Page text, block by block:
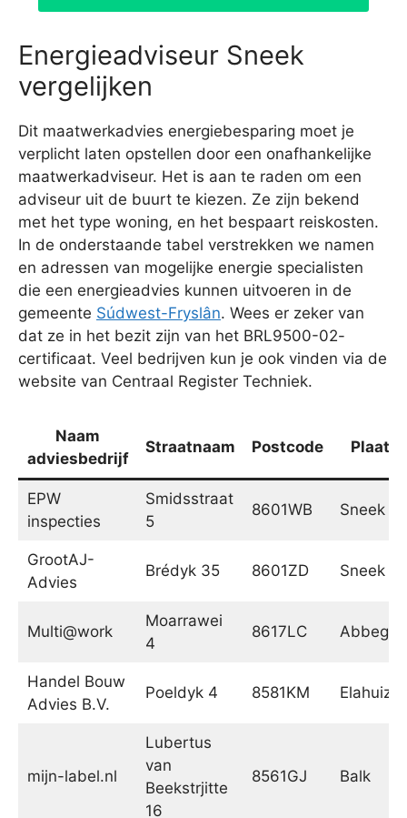
Energieadviseur Sneek
vergelijken
Dit maatwerkadvies energiebesparing moet je
verplicht laten opstellen door een onafhankelijke
maatwerkadviseur. Het is aan te raden om een
adviseur uit de buurt te kiezen. Ze zijn bekend
met het type woning, en het bespaart reiskosten.
In de onderstaande tabel verstrekken we namen
en adressen van mogelijke energie specialisten
die een energieadvies kunnen uitvoeren in de
gemeente Súdwest-Fryslân. Wees er zeker van
dat ze in het bezit zijn van het BRL9500-02-
certificaat. Veel bedrijven kun je ook vinden via de
website van Centraal Register Techniek.
Naam
adviesbedrijf
Straatnaam Postcode Plaats
EPW
inspecties
Smidsstraat
5
8601WB Sneek
GrootAJ-
Advies
Brédyk 35 8601ZD Sneek
Multi@work
Moarrawei
4
8617LC Abbega
Handel Bouw
Advies B.V.
Poeldyk 4 8581KM
mijn-label.nl
Lubertus
van
Beekstrjitte
16
8561GJ Balk